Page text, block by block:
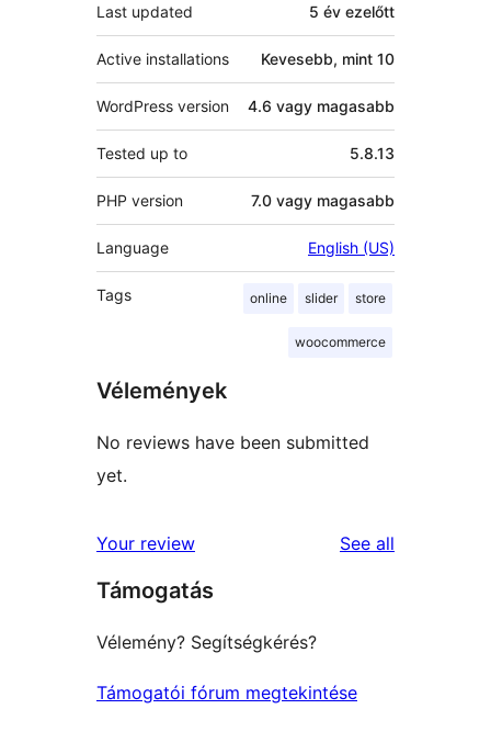
Last updated 5 év ezelőtt
Active installations Kevesebb, mint 10
WordPress version 4.6 vagy magasabb
Tested up to 5.8.13
PHP version 7.0 vagy magasabb
Language English (US)
Tags online slider store
woocommerce
Vélemények
No reviews have been submitted
yet.
Your review See all
Támogatás
Vélemény? Segítségkérés?
Támogatói fórum megtekintése